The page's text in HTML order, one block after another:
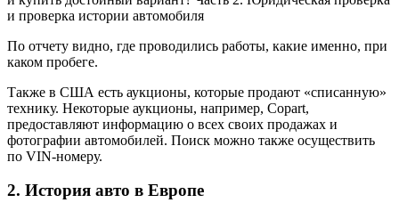
По отчету видно, где проводились работы, какие именно, при
каком пробеге.
Также в США есть аукционы, которые продают «списанную»
технику. Некоторые аукционы, например, Copart,
предоставляют информацию о всех своих продажах и
фотографии автомобилей. Поиск можно также осуществить
по VIN-номеру.
2. История авто в Европе